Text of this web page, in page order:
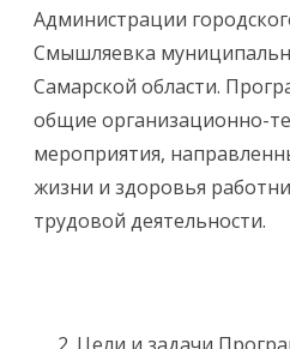
Администрации
Смышляевка
Самарской области.
общие организационно-
мероприятия,
жизни и здоровья
трудовой деятельности.